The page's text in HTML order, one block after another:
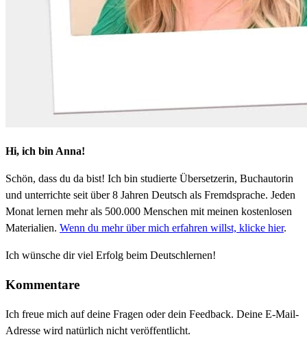
Hi, ich bin Anna!
Schön, dass du da bist! Ich bin studierte Übersetzerin, Buchautorin
und unterrichte seit über 8 Jahren Deutsch als Fremdsprache. Jeden
Monat lernen mehr als 500.000 Menschen mit meinen kostenlosen
Materialien. Wenn du mehr über mich erfahren willst, klicke hier.
Ich wünsche dir viel Erfolg beim Deutschlernen!
Kommentare
Ich freue mich auf deine Fragen oder dein Feedback. Deine E-Mail-
Adresse wird natürlich nicht veröffentlicht.